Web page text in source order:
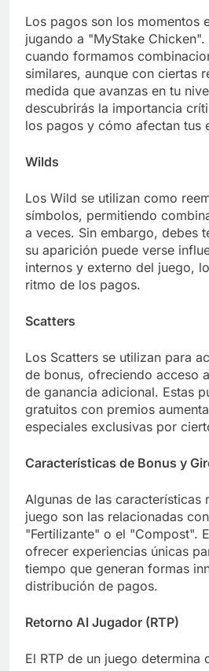
Los pagos son los momentos
jugando a "MyStake Chicken".
cuando formamos
similares, aunque con ciertas
medida que avanzas en tu
descubrirás la importancia
los pagos y cómo afectan tus
Wilds
Los Wild se utilizan como
símbolos, permitiendo
a veces. Sin embargo, debes
su aparición puede verse
internos y externo del juego,
ritmo de los pagos.
Scatters
Los Scatters se utilizan para
de bonus, ofreciendo acceso
de ganancia adicional. Estas
gratuitos con premios
especiales exclusivas por
Características de Bonus y
Algunas de las características
juego son las relacionadas
"Fertilizante" o el "Compost".
ofrecer experiencias únicas
tiempo que generan formas
distribución de pagos.
Retorno Al Jugador (RTP)
El RTP de un juego determina